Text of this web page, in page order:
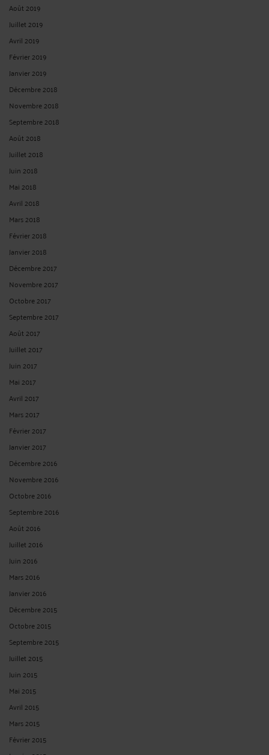
Août 2019
Juillet 2019
Avril 2019
Février 2019
Janvier 2019
Décembre 2018
Novembre 2018
Septembre 2018
Août 2018
Juillet 2018
Juin 2018
Mai 2018
Avril 2018
Mars 2018
Février 2018
Janvier 2018
Décembre 2017
Novembre 2017
Octobre 2017
Septembre 2017
Août 2017
Juillet 2017
Juin 2017
Mai 2017
Avril 2017
Mars 2017
Février 2017
Janvier 2017
Décembre 2016
Novembre 2016
Octobre 2016
Septembre 2016
Août 2016
Juillet 2016
Juin 2016
Mars 2016
Janvier 2016
Décembre 2015
Octobre 2015
Septembre 2015
Juillet 2015
Juin 2015
Mai 2015
Avril 2015
Mars 2015
Février 2015